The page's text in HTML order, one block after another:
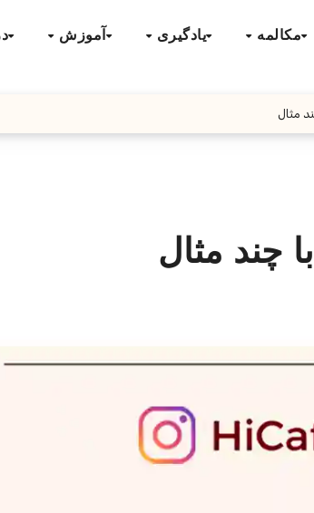
مکالمه یادگیری آموزش